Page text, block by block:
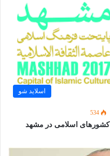
اسلاید شو
534
کشورهای اسلامی در مشهد